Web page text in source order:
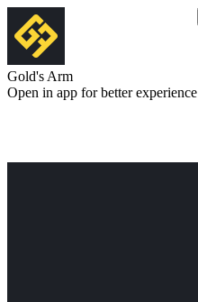
Gold's Arm
Open in app for better experience